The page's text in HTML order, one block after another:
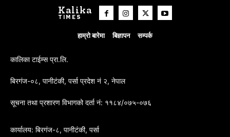
Kalika
TIMES
हाम्रो बारेमा बिज्ञापन सम्पर्क
कालिका टाईम्स प्रा.लि.
बिरगंज-०८, पानीटंकी, पर्सा प्रदेश नं २, नेपाल
सूचना तथा प्रशारण विभागको दर्ता नं: ११८४/०७५-०७६
कार्यालय: बिरगंज-८, पानीटंकी, पर्सा